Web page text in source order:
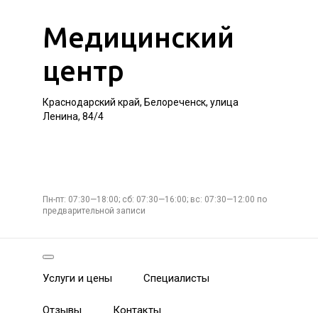
Медицинский
центр
Краснодарский край, Белореченск, улица
Ленина, 84/4
Пн-пт: 07:30—18:00; сб: 07:30—16:00; вс: 07:30—12:00 по
предварительной записи
Услуги и цены Специалисты
Отзывы Контакты